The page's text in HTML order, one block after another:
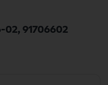
02, 91706602